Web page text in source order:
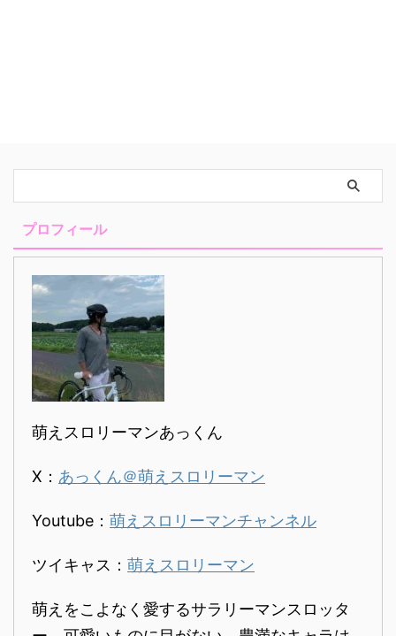
ーを押していただけるとブログ村
のポイントが上がり ランキング
プロフィール
萌えスロリーマンあっくん
X： あっくん＠萌えスロリーマン
Youtube： 萌えスロリーマンチャンネル
ツイキャス： 萌えスロリーマン
萌えをこよなく愛するサラリーマンスロッタ